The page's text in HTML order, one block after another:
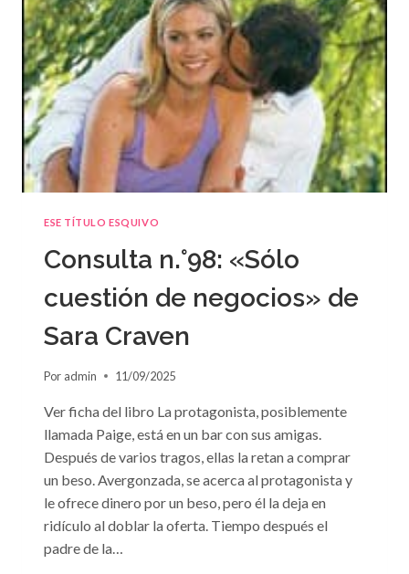
ESE TÍTULO ESQUIVO
Consulta n.°98: «Sólo
cuestión de negocios» de
Sara Craven
Por admin 11/09/2025
Ver ficha del libro La protagonista, posiblemente
llamada Paige, está en un bar con sus amigas.
Después de varios tragos, ellas la retan a comprar
un beso. Avergonzada, se acerca al protagonista y
le ofrece dinero por un beso, pero él la deja en
ridículo al doblar la oferta. Tiempo después el
padre de la…